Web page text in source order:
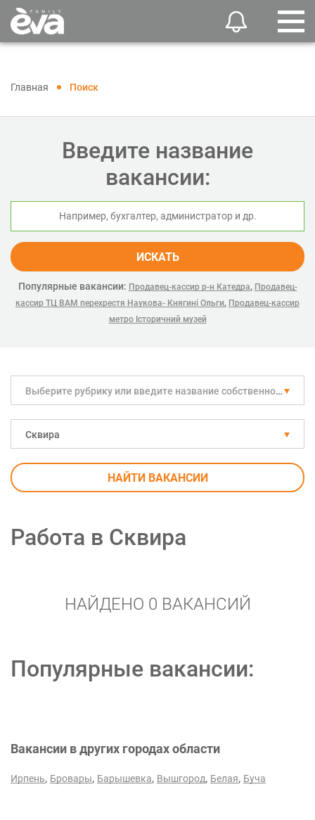
Главная Поиск
Введите название
вакансии:
ИСКАТЬ
Популярные вакансии: Продавец-кассир р-н Катедра, Продавец-
кассир ТЦ ВАМ перехрестя Наукова- Княгині Ольги, Продавец-кассир
метро Історичний музей
Выберите рубрику или введите название собственноручно
Сквира
НАЙТИ ВАКАНСИИ
Работа в Сквира
НАЙДЕНО 0 ВАКАНСИЙ
Популярные вакансии:
Вакансии в других городах области
Ирпень, Бровары, Барышевка, Вышгород, Белая, Буча